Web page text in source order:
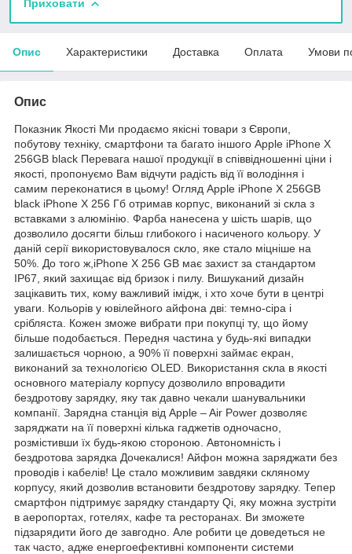
Приховати
Опис Характеристики Доставка Оплата Умови
Опис
Показник Якості Ми продаємо якісні товари з Європи,
побутову техніку, смартфони та багато іншого Apple iPhone X
256GB black Перевага нашої продукції в співвідношенні ціни і
якості, пропонуємо Вам відчути радість від її володіння і
самим переконатися в цьому! Огляд Apple iPhone X 256GB
black iPhone X 256 Гб отримав корпус, виконаний зі скла з
вставками з алюмінію. Фарба нанесена у шість шарів, що
дозволило досягти більш глибокого і насиченого кольору. У
даній серії використовувалося скло, яке стало міцніше на
50%. До того ж,iPhone X 256 GB має захист за стандартом
IP67, який захищає від бризок і пилу. Вишуканий дизайн
зацікавить тих, кому важливий імідж, і хто хоче бути в центрі
уваги. Кольорів у ювілейного айфона дві: темно-сіра і
срібляста. Кожен зможе вибрати при покупці ту, що йому
більше подобається. Передня частина у будь-які випадки
залишається чорною, а 90% її поверхні займає екран,
виконаний за технологією OLED. Використання скла в якості
основного матеріалу корпусу дозволило впровадити
бездротову зарядку, яку так давно чекали шанувальники
компанії. Зарядна станція від Apple – Air Power дозволяє
заряджати на її поверхні кілька гаджетів одночасно,
розмістивши їх будь-якою стороною. Автономність і
бездротова зарядка Дочекалися! Айфон можна заряджати без
проводів і кабелів! Це стало можливим завдяки скляному
корпусу, який дозволив встановити бездротову зарядку. Тепер
смартфон підтримує зарядку стандарту Qi, яку можна зустріти
в аеропортах, готелях, кафе та ресторанах. Ви зможете
підзарядити його де завгодно. Але робити це доведеться не
так часто, адже енергоефективні компоненти системи